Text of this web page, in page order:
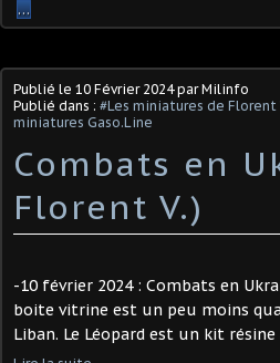
…
Publié le 10 Février 2024par Milinfo
Publié dans : #Les miniatures de Florent
miniatures Gaso.Line
Combats en
Florent V.) ​
-10 février 2024 : Combats en
boite vitrine est un peu moins
Liban. Le Léopard est un kit